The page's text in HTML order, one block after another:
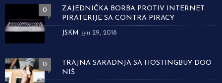
0
ZAJEDNIČKA BORBA PROTIV INTERNET
PIRATERIJE SA CONTRA PIRACY
JSKM јун 29, 2018
0
TRAJNA SARADNJA SA HOSTINGBUY DOO
NIŠ